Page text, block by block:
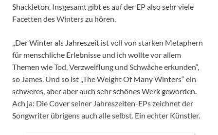
Shackleton. Insgesamt gibt es auf der EP also sehr viele
Facetten des Winters zu hören.
„Der Winter als Jahreszeit ist voll von starken Metaphern
für menschliche Erlebnisse und ich wollte vor allem
Themen wie Tod, Verzweiflung und Schwäche erkunden“,
so James. Und so ist „The Weight Of Many Winters“ ein
schweres, aber aber auch sehr schönes Werk geworden.
Ach ja: Die Cover seiner Jahreszeiten-EPs zeichnet der
Songwriter übrigens auch alle selbst. Ein echter Künstler.